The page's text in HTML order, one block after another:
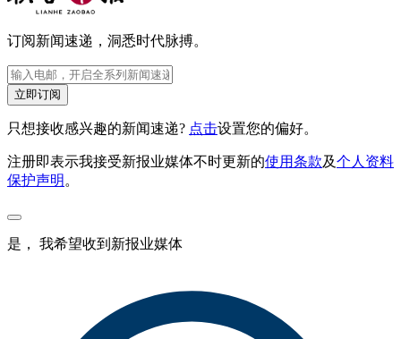
订阅新闻速递，洞悉时代脉搏。
立即订阅
只想接收感兴趣的新闻速递? 点击设置您的偏好。
注册即表示我接受新报业媒体不时更新的使用条款及个人资料
保护声明 。
是， 我希望收到新报业媒体